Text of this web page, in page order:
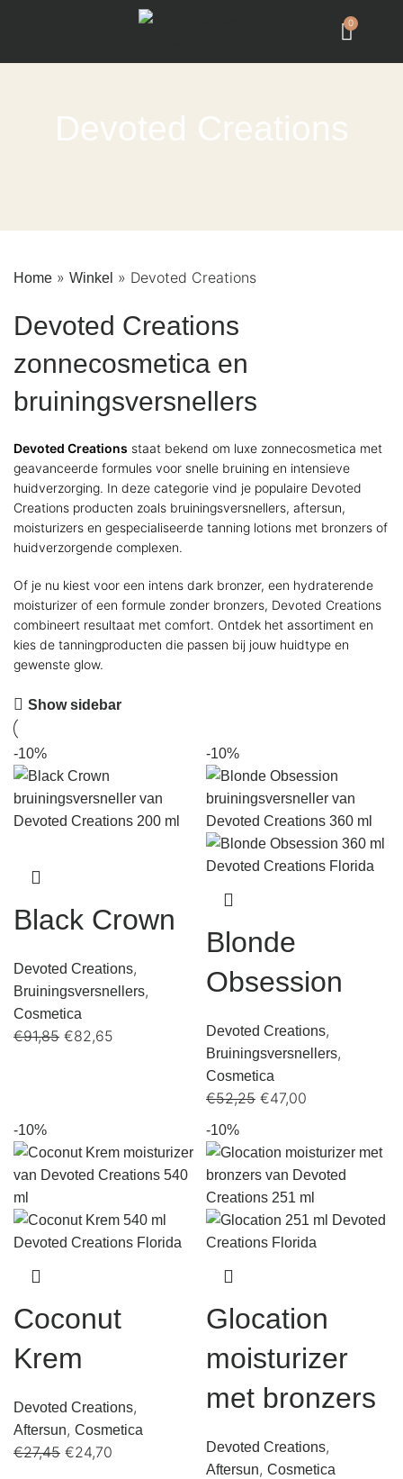
0
Devoted Creations
Home » Winkel » Devoted Creations
Devoted Creations
zonnecosmetica en
bruiningsversnellers
Devoted Creations staat bekend om luxe zonnecosmetica met
geavanceerde formules voor snelle bruining en intensieve
huidverzorging. In deze categorie vind je populaire Devoted
Creations producten zoals bruiningsversnellers, aftersun,
moisturizers en gespecialiseerde tanning lotions met bronzers of
huidverzorgende complexen.
Of je nu kiest voor een intens dark bronzer, een hydraterende
moisturizer of een formule zonder bronzers, Devoted Creations
combineert resultaat met comfort. Ontdek het assortiment en
kies de tanningproducten die passen bij jouw huidtype en
gewenste glow.
Show sidebar
-10%
Black Crown
Devoted Creations,
Bruiningsversnellers,
Cosmetica
€91,85 €82,65
-10%
Blonde
Obsession
Devoted Creations,
Bruiningsversnellers,
Cosmetica
€52,25 €47,00
-10%
Coconut
Krem
Devoted Creations,
Aftersun, Cosmetica
€27,45 €24,70
-10%
Glocation
moisturizer
met bronzers
Devoted Creations,
Aftersun, Cosmetica